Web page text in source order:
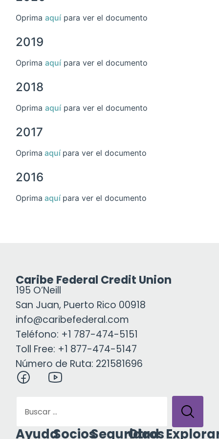
Oprima aquí para ver el documento
2019
Oprima aquí para ver el documento
2018
Oprima aquí para ver el documento
2017
Oprima aquí para ver el documento
2016
Oprima aquí para ver el documento
Caribe Federal Credit Union
195 O’Neill
San Juan, Puerto Rico 00918
info@caribefederal.com
Teléfono: +1 787-474-5151
Toll Free: +1 877-474-5147
Número de Ruta: 221581696
AyudaSociosSeguridad
Otros